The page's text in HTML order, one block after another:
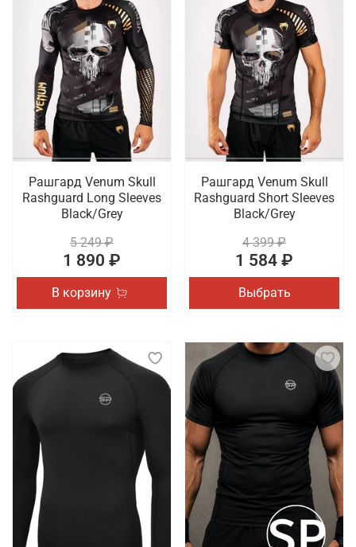
Рашгард Venum Skull
Rashguard Long Sleeves
Black/Grey
5 249 ₽
1 890 ₽
В корзину
Рашгард Venum Skull
Rashguard Short Sleeves
Black/Grey
4 399 ₽
1 584 ₽
Выбрать